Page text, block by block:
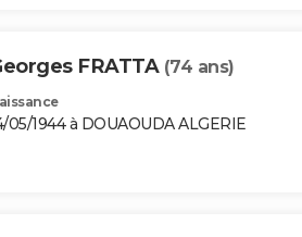
FRATTA (74 ans)
05/1944 à DOUAOUDA ALGERIE